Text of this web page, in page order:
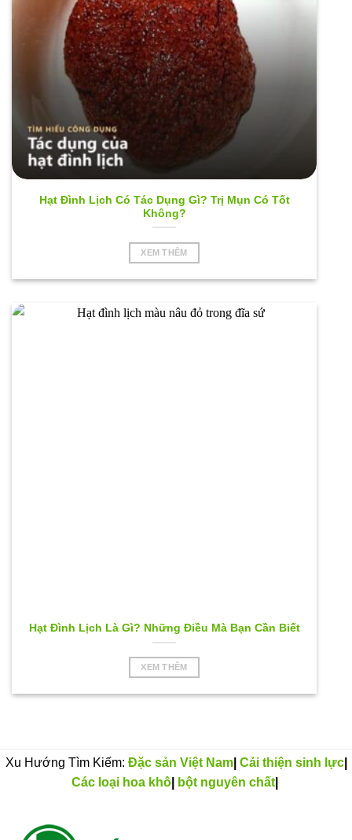
Hạt Đình Lịch Có Tác Dụng Gì? Trị Mụn Có Tốt
Không?
XEM THÊM
Hạt Đình Lịch Là Gì? Những Điều Mà Bạn Cần Biết
XEM THÊM
Xu Hướng Tìm Kiếm: Đặc sản Việt Nam| Cải thiện sinh lực|
Các loại hoa khô| bột nguyên chất|